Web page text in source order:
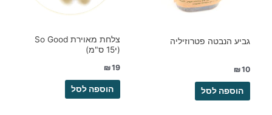
גביע הנבטה פטרוזיליה
₪10
הוספה לסל
צלחת מאוירת So Good
(י15 ס"מ)
₪19
הוספה לסל